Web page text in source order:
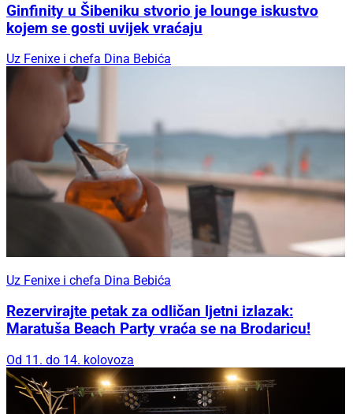
Ginfinity u Šibeniku stvorio je lounge iskustvo
kojem se gosti uvijek vraćaju
Uz Fenixe i chefa Dina Bebića
Uz Fenixe i chefa Dina Bebića
Rezervirajte petak za odličan ljetni izlazak:
Maratuša Beach Party vraća se na Brodaricu!
Od 11. do 14. kolovoza